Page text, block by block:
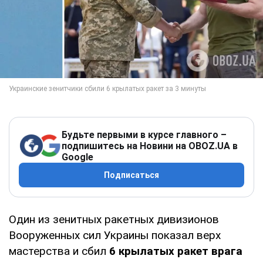
Будьте первыми в курсе главного –
подпишитесь на Новини на OBOZ.UA в
Google
Подписаться
Один из зенитных ракетных дивизионов
Вооруженных сил Украины показал верх
мастерства и сбил 6 крылатых ракет врага